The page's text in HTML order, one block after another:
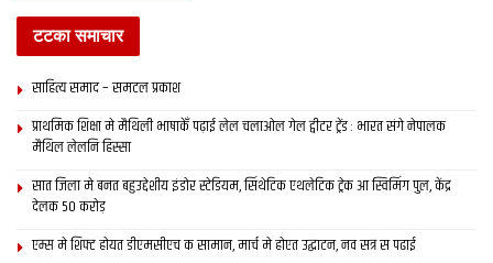
टटका समाचार
साहित्य समाद – समटल प्रकाश
प्राथमिक शि‍क्षा मे मैथि‍ली भाषाकेँ पढ़ाई लेल चलाओल गेल ट्वीटर ट्रेंड : भारत संगे नेपालक
मैथिल लेलनि हिस्सा
सात जिला मे बनत बहुउद्देशीय इंडोर स्‍टेडि‍यम, सिंथेटिक एथलेटिक ट्रेक आ स्विमिंग पुल, केंद्र
देलक 50 करोड़
एम्स मे शिफ्ट होयत डीएमसीएच क सामान, मार्च मे होएत उद्घाटन, नव सत्र स पढाई